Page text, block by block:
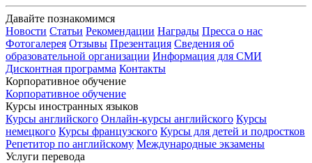
Давайте познакомимся
Новости Статьи Рекомендации Награды Пресса о нас
Фотогалерея Отзывы Презентация Сведения об
образовательной организации Информация для СМИ
Дисконтная программа Контакты
Корпоративное обучение
Корпоративное обучение
Курсы иностранных языков
Курсы английского Онлайн-курсы английского Курсы
немецкого Курсы французского Курсы для детей и подростков
Репетитор по английскому Международные экзамены
Услуги перевода